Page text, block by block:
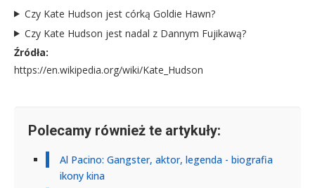
Czy Kate Hudson jest córką Goldie Hawn?
Czy Kate Hudson jest nadal z Dannym Fujikawą?
Źródła:
https://en.wikipedia.org/wiki/Kate_Hudson
Polecamy również te artykuły:
Al Pacino: Gangster, aktor, legenda - biografia
ikony kina